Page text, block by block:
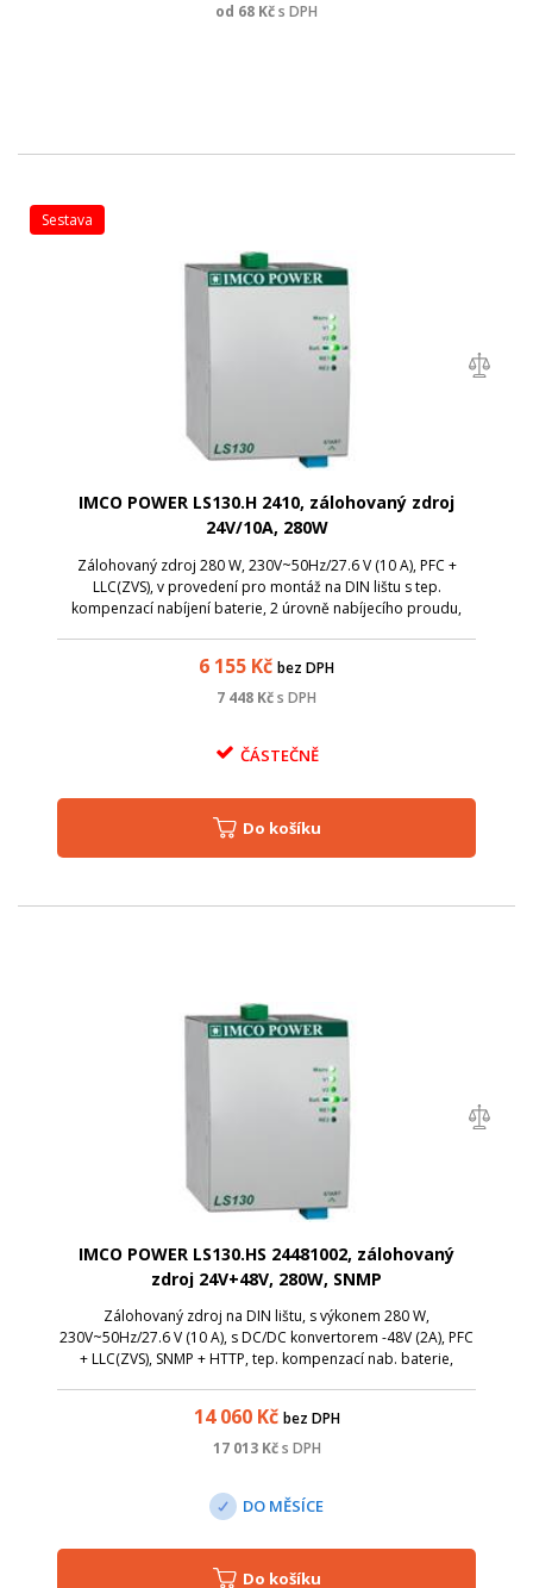
od 68 Kčs DPH
IMCO POWER LS130.H 2410, zálohovaný zdroj
24V/10A, 280W
Zálohovaný zdroj 280 W, 230V~50Hz/27.6 V (10 A), PFC +
LLC(ZVS), v provedení pro montáž na DIN lištu s tep.
kompenzací nabíjení baterie, 2 úrovně nabíjecího proudu,
6 155 Kč bez DPH
7 448 Kčs DPH
sestava
ČÁSTEČNĚ
Do košíku
IMCO POWER LS130.HS 24481002, zálohovaný
zdroj 24V+48V, 280W, SNMP
Zálohovaný zdroj na DIN lištu, s výkonem 280 W,
230V~50Hz/27.6 V (10 A), s DC/DC konvertorem -48V (2A), PFC
+ LLC(ZVS), SNMP + HTTP, tep. kompenzací nab. baterie,
14 060Kč bez DPH
17 013Kč s DPH
DO MĚSÍCE
Do košíku